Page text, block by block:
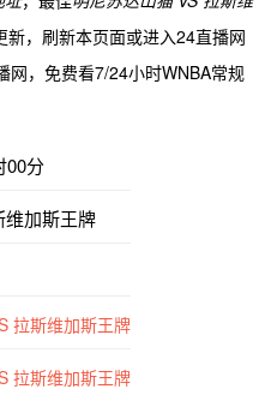
新，刷新本页面或进入24直播网
网，免费看7/24小时WNBA常规
00分
维加斯王牌
拉斯维加斯王牌
拉斯维加斯王牌